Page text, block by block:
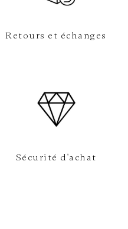
Retours et échanges
Sécurité d'achat